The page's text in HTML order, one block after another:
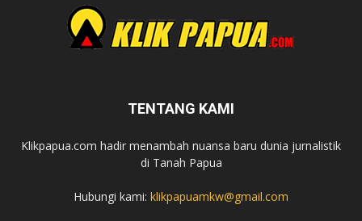
TENTANG KAMI
Klikpapua.com hadir menambah nuansa baru dunia jurnalistik
di Tanah Papua
Hubungi kami: klikpapuamkw@gmail.com